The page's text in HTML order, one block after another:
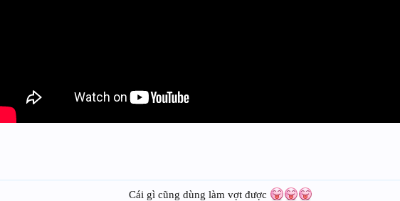
Cái gì cũng dùng làm vợt được